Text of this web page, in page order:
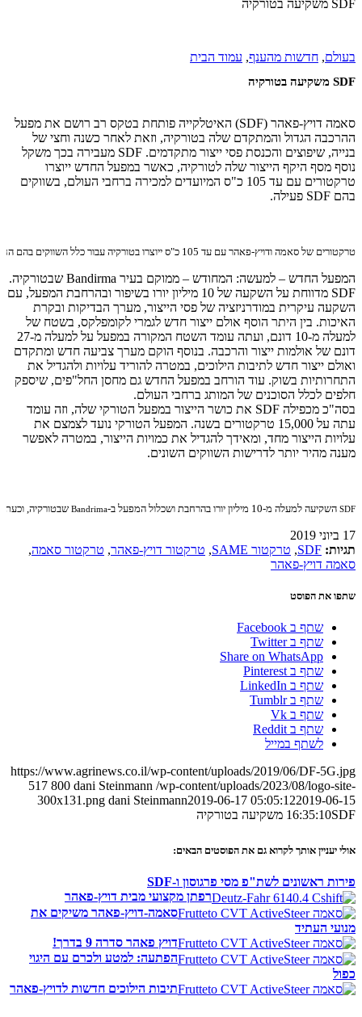
SDF משקיעה בטורקיה
בעולם, חדשות מהענף, עמוד הבית
SDF משקיעה בטורקיה
סאמה דויץ-פאהר (SDF) האיטלקייה פותחת בטקס רב רושם את מפעל
ההרכבה הגדול והמתקדם שלה בטורקיה, וזאת לאחר כשנה וחצי של
בנייה, שיפוצים והכנסת פסי ייצור מתקדמים. SDF מעבירה בכך משקל
נוסף מסף היקף הייצור שלה לטורקיה, כאשר במפעל החדש ייוצרו
טרקטורים עם עד 105 כ"ס המיועדים למכירה ברחבי העולם, בשווקים
בהם SDF פעילה.
טרקטורים של סאמה ודויץ-פאהר עם עד 105 כ"ס ייוצרו בטורקיה עבור כלל השווקים בהם החברה פעילה
המפעל החדש – למעשה: המחודש – ממוקם בעיר Bandirma שבטורקיה.
SDF מדווחת על השקעה של 10 מיליון יורו בשיפור ובהרחבת המפעל, עם
השקעה עיקרית במודרניזציה של פסי הייצור, מערך הבדיקות ובקרת
האיכות. בין היתר הוסף אולם ייצור חדש לגמרי לקומפלקס, בשטח של
למעלה מ-10 דונם, ועתה עומד השטח המקורה במפעל על למעלה מ-27
דונם של אולמות ייצור והרכבה. בנוסף הוקם מערך צביעה חדש ומתקדם
ואולם ייצור חדש לתיבות הילוכים, במטרה להוריד עלויות ולהגדיל את
התחרותיות בשוק. עוד הורחב במפעל החדש גם מחסן החל"פים, שיספק
חלפים לכלל הסוכנים של המותג ברחבי העולם.
בסה"כ מכפילה SDF את כושר הייצור במפעל הטורקי שלה, וזה עומד
עתה על 15,000 טרקטורים בשנה. המפעל הטורקי נועד לצמצם את
עלויות הייצור מחד, ומאידך להגדיל את כמויות הייצור, במטרה לאפשר
מענה מהיר יותר לדרישות השווקים השונים.
SDF השקיעה למעלה מ-10 מיליון יורו בהרחבת ושכלול המפעל ב- Bandrima שבטורקיה, וכעת הוא מסוגל
17 ביוני 2019
תגיות: SDF
, טרקטור SAME , טרקטור דויץ-פאהר, טרקטור סאמה,
סאמה דויץ-פאהר
שתפו את הפוסט
שתף ב Facebook
שתף ב Twitter
Share on WhatsApp
שתף ב Pinterest
שתף ב LinkedIn
שתף ב Tumblr
שתף ב Vk
שתף ב Reddit
לשתף במייל
https://www.agrinews.co.il/wp-content/uploads/2019/06/DF-5G.jpg
517 800 dani Steinmann /wp-content/uploads/2023/08/logo-site-
300x131.png dani Steinmann2019-06-17 05:05:122019-06-15
16:35:10SDF משקיעה בטורקיה
אולי יעניין אותך לקרוא גם את הפוסטים הבאים:
פירות ראשונים לשת"פ מסי פרגוסון ו-SDF
רפתן מקצועי מבית דויץ-פאהר
סאמה-דויץ-פאהר משיקים את
מנועי העתיד
דויץ פאהר סדרה 9 בדרך!
הפתעה: למטע ולכרם עם היגוי
כפול
תיבות הילוכים חדשות לדויץ-פאהר